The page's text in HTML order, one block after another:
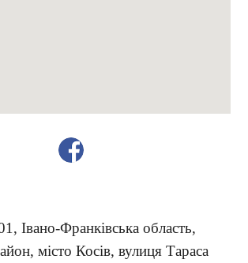
Івано-Франківська область,
місто Косів, вулиця Тараса